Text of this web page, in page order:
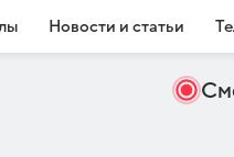
Новости и статьи